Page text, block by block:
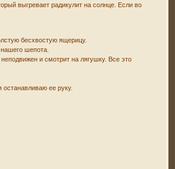
выгревает радикулит на солнце. Если во
бесхвостую ящерицу.
шепота.
и смотрит на лягушку. Все это
ее руку.